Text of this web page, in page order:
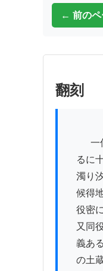
← 前のペ
翻刻
るに十
濁り汐
候得地
役密
又同役
義あ
の土